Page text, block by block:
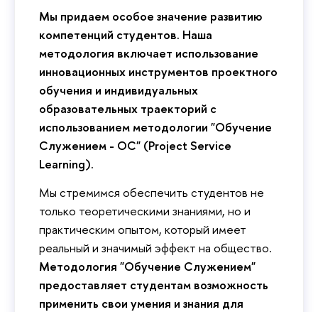
Мы придаем особое значение развитию
компетенций студентов. Наша
методология включает использование
инновационных инструментов проектного
обучения и индивидуальных
образовательных траекторий с
использованием методологии "Обучение
Служением - ОС" (Project Service
Learning).
Мы стремимся обеспечить студентов не
только теоретическими знаниями, но и
практическим опытом, который имеет
реальный и значимый эффект на общество.
Методология "Обучение Служением"
предоставляет студентам возможность
применить свои умения и знания для